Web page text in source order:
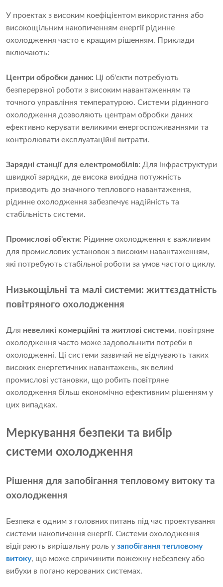
У проектах з високим коефіцієнтом використання або
високощільним накопиченням енергії рідинне
охолодження часто є кращим рішенням. Приклади
включають:
Центри обробки даних: Ці об'єкти потребують
безперервної роботи з високим навантаженням та
точного управління температурою. Системи рідинного
охолодження дозволяють центрам обробки даних
ефективно керувати великими енергоспоживаннями та
контролювати експлуатаційні витрати.
Зарядні станції для електромобілів: Для інфраструктури
швидкої зарядки, де висока вихідна потужність
призводить до значного теплового навантаження,
рідинне охолодження забезпечує надійність та
стабільність системи.
Промислові об'єкти: Рідинне охолодження є важливим
для промислових установок з високим навантаженням,
які потребують стабільної роботи за умов частого циклу.
Низькощільні та малі системи: життєздатність
повітряного охолодження
Для невеликі комерційні та житлові системи, повітряне
охолодження часто може задовольнити потреби в
охолодженні. Ці системи зазвичай не відчувають таких
високих енергетичних навантажень, як великі
промислові установки, що робить повітряне
охолодження більш економічно ефективним рішенням у
цих випадках.
Меркування безпеки та вибір
системи охолодження
Рішення для запобігання тепловому витоку та
охолодження
Безпека є одним з головних питань під час проектування
системи накопичення енергії. Системи охолодження
відіграють вирішальну роль у запобігання тепловому
витоку, що може спричинити пожежну небезпеку або
вибухи в погано керованих системах.